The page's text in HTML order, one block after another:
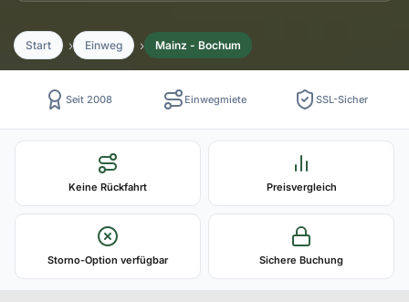
Start Einweg Mainz - Bochum
Seit 2008 Einwegmiete SSL-Sicher
Keine Rückfahrt Preisvergleich
Storno-Option verfügbar Sichere Buchung